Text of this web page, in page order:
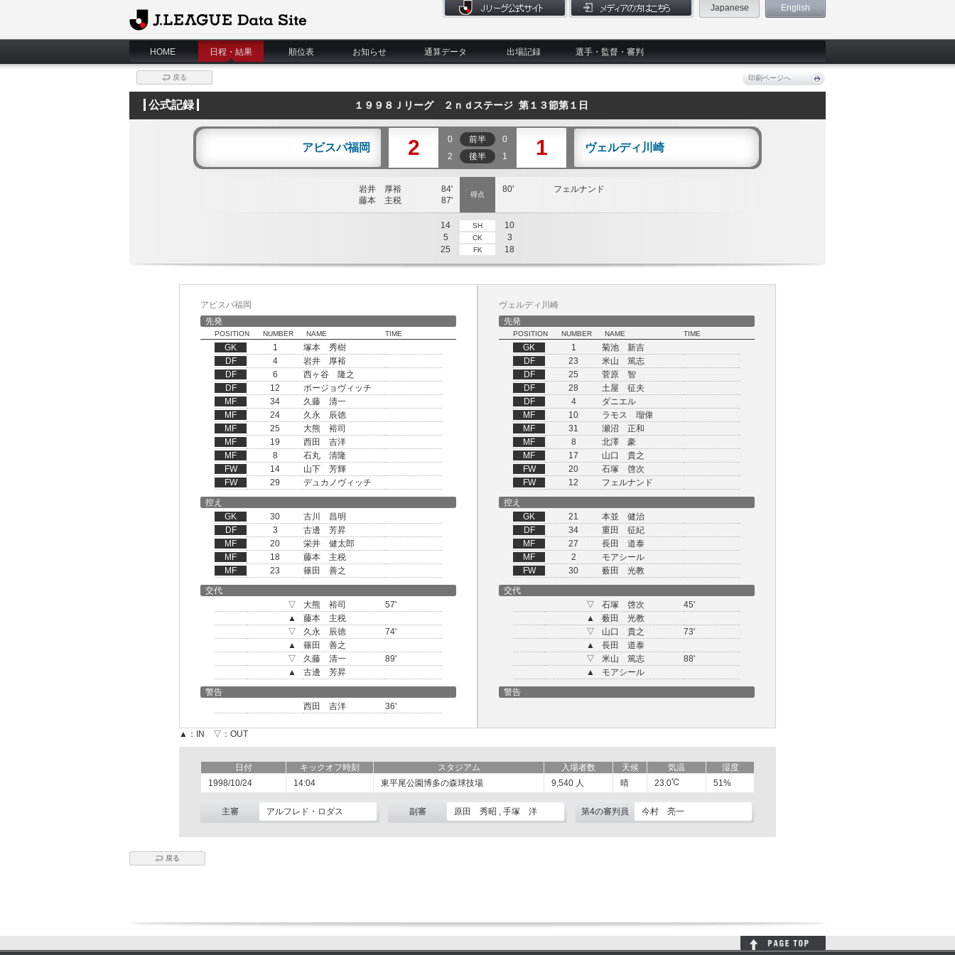
J.League Data Site
Japanese English
HOME 日程・結果 順位表 お知らせ 通算データ 出場記録 選手・監督・審判
戻る 印刷ページへ
公式記録 １９９８Ｊリーグ ２ｎｄステージ 第１３節第１日
アビスパ福岡 2 0 前半
0
2
後半 1 1 ヴェルディ川崎
岩井 厚裕
84'
藤本 主税
87'
得点
80' フェルナンド
14 SH
10
5
CK
3
25
FK 18
アビスパ福岡
先発
POSITION NUMBER NAME TIME
GK 1
塚本 秀樹
DF
4
岩井 厚裕
DF
6
西ヶ谷 隆之
DF
12
ボージョヴィッチ
MF
34
久藤 清一
MF
24
久永 辰徳
MF
25
大熊 裕司
MF
19
西田 吉洋
MF
8
石丸 清隆
FW
14
山下 芳輝
FW
29 デュカノヴィッチ
ヴェルディ川崎
先発
POSITION NUMBER NAME TIME
GK 1
菊池 新吉
DF
23
米山 篤志
DF
25
菅原 智
DF
28
土屋 征夫
DF
4
ダニエル
MF
10
ラモス 瑠偉
MF
31
瀬沼 正和
MF
8
北澤 豪
MF
17
山口 貴之
FW
20
石塚 啓次
FW
12
フェルナンド
控え
GK
30
古川 昌明
DF
3
古邊 芳昇
MF
20
栄井 健太郎
MF
18
藤本 主税
MF
23 篠田 善之
控え
GK
21
本並 健治
DF
34
重田 征紀
MF
27
長田 道泰
MF
2
モアシール
FW
30
薮田 光教
交代
▽
大熊 裕司
57'
▲
藤本 主税
▽
久永 辰徳
74'
▲
篠田 善之
▽
久藤 清一
89'
▲
古邊 芳昇
交代
▽
石塚 啓次
45'
▲
薮田 光教
▽
山口 貴之
73'
▲
長田 道泰
▽
米山 篤志
88'
▲
モアシール
警告
西田 吉洋
36'
警告
▲：IN ▽：OUT
日付 キックオフ時刻 スタジアム 入場者数 天候 気温
湿度
1998/10/24
14:04 東平尾公園博多の森球技場 9,540 人 晴 23.0 51%
主審 アルフレド・ロダス 副審 原田 秀昭 , 手塚 洋 第4の審判員 今村 亮一
戻る